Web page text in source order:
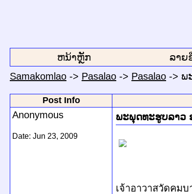
ຫນ້າຫຼັກ ລາຍ
Samakomlao -> Pasalao -> Pasalao -> ພ
Post Info
Anonymous
Date: Jun 23, 2009
ພະພຸດທະຮູບລາວ
เจ้าอาวาสวัดคม